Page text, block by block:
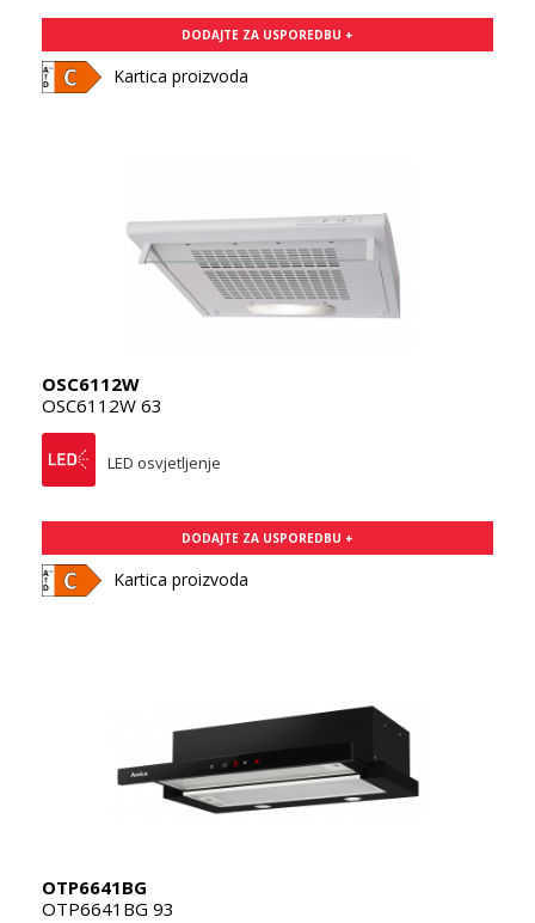
DODAJTE ZA USPOREDBU +
Kartica proizvoda
OSC6112W
OSC6112W 63
LED osvjetljenje
DODAJTE ZA USPOREDBU +
Kartica proizvoda
OTP6641BG
OTP6641BG 93